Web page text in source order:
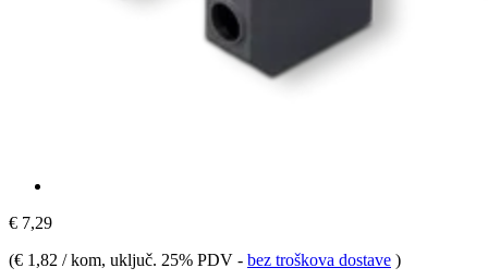
€ 7,29
(€ 1,82 / kom, uključ. 25% PDV - bez troškova dostave )